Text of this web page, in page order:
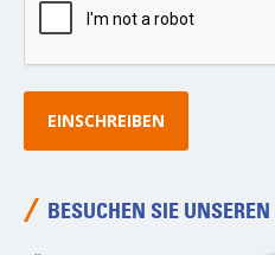
EINSCHREIBEN
BESUCHEN SIE